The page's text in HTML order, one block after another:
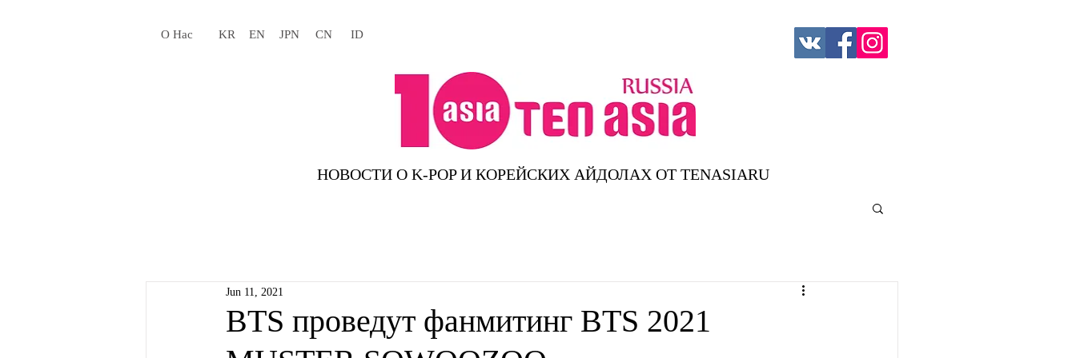
О Нас KR EN JPN CN ID
НОВОСТИ О K-POP И КОРЕЙСКИХ АЙДОЛАХ ОТ TENASIARU
BTS проведут фанмитинг BTS 2021
Jun 11, 2021